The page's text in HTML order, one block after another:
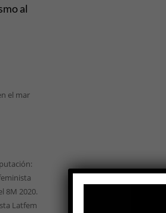
al
el mar
8M 2020.
Latfem